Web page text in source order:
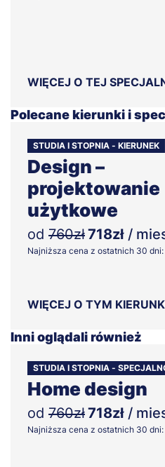
WIĘCEJ O TEJ
Polecane kierunki i
STUDIA I STOPNIA - KIERUNEK
Design –
projektowanie
użytkowe
od 760zł718zł /
Najniższa cena z ostatnich 30 dni:
WIĘCEJ O TYM
Inni oglądali również
STUDIA I STOPNIA -
Home design
od 760zł718zł /
Najniższa cena z ostatnich 30 dni: